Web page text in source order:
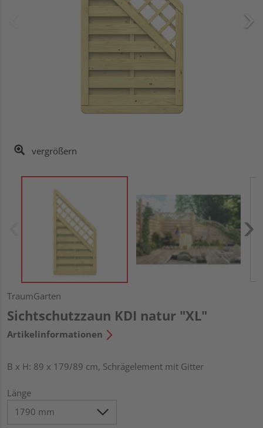
vergrößern
TraumGarten
Sichtschutzzaun KDI natur "XL"
Artikelinformationen
B x H: 89 x 179/89 cm, Schrägelement mit Gitter
Länge